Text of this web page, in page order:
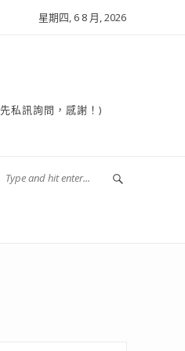
星期四, 6 8 月, 2026
私訊詢問，感謝！)